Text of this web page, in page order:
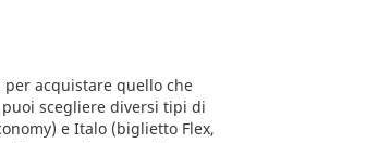
acquistare quello che
scegliere diversi tipi di
e Italo (biglietto Flex,